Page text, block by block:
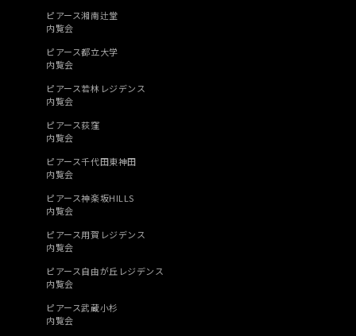
ピアース湘南辻堂
内覧会
ピアース都立大学
内覧会
ピアース若林レジデンス
内覧会
ピアース荻窪
内覧会
ピアース千代田東神田
内覧会
ピアース神楽坂HILLS
内覧会
ピアース用賀レジデンス
内覧会
ピアース自由が丘レジデンス
内覧会
ピアース武蔵小杉
内覧会